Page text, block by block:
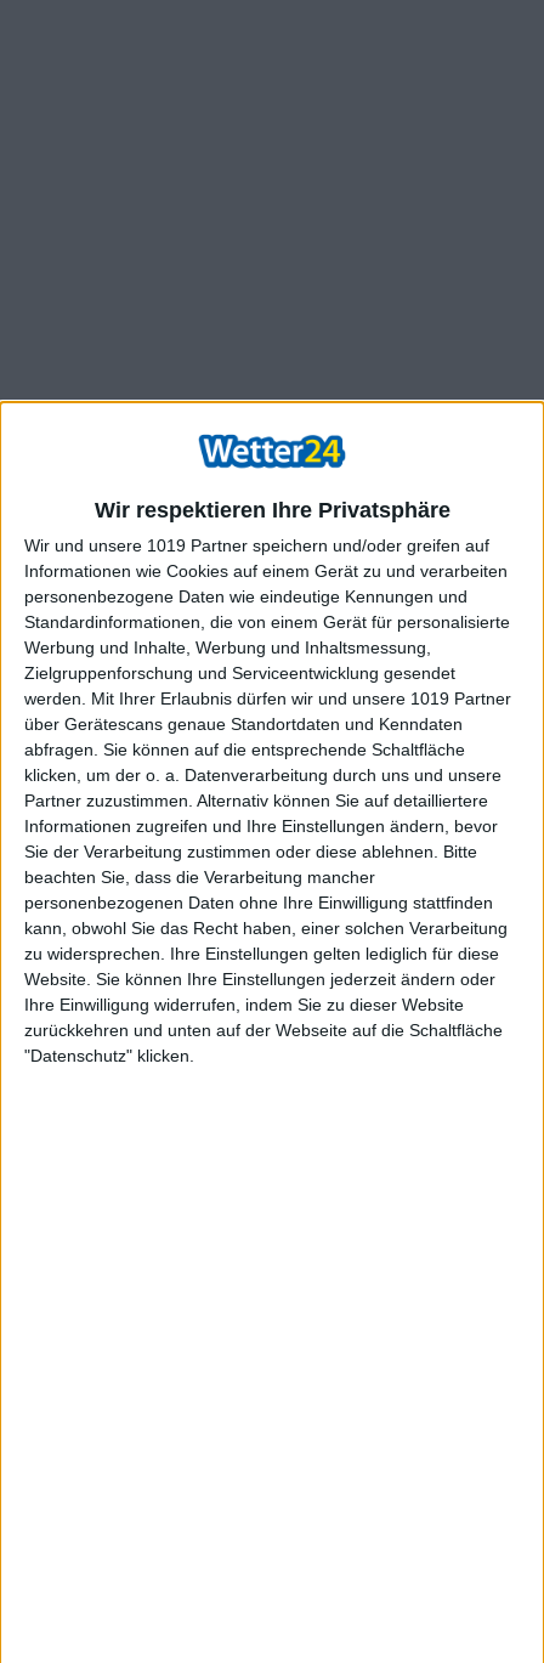
Wir respektieren Ihre Privatsphäre
Wir und unsere 1019 Partner speichern und/oder greifen auf
Informationen wie Cookies auf einem Gerät zu und verarbeiten
personenbezogene Daten wie eindeutige Kennungen und
Standardinformationen, die von einem Gerät für personalisierte
Werbung und Inhalte, Werbung und Inhaltsmessung,
Zielgruppenforschung und Serviceentwicklung gesendet
werden.
Mit Ihrer Erlaubnis dürfen wir und unsere 1019 Partner
über Gerätescans genaue Standortdaten und Kenndaten
abfragen. Sie können auf die entsprechende Schaltfläche
klicken, um der o. a. Datenverarbeitung durch uns und unsere
Partner zuzustimmen. Alternativ können Sie auf detailliertere
Informationen zugreifen und Ihre Einstellungen ändern, bevor
Sie der Verarbeitung zustimmen oder diese ablehnen.
Bitte
beachten Sie, dass die Verarbeitung mancher
personenbezogenen Daten ohne Ihre Einwilligung stattfinden
kann, obwohl Sie das Recht haben, einer solchen Verarbeitung
zu widersprechen. Ihre Einstellungen gelten lediglich für diese
Website. Sie können Ihre Einstellungen jederzeit ändern oder
Ihre Einwilligung widerrufen, indem Sie zu dieser Website
zurückkehren und unten auf der Webseite auf die Schaltfläche
"Datenschutz" klicken.